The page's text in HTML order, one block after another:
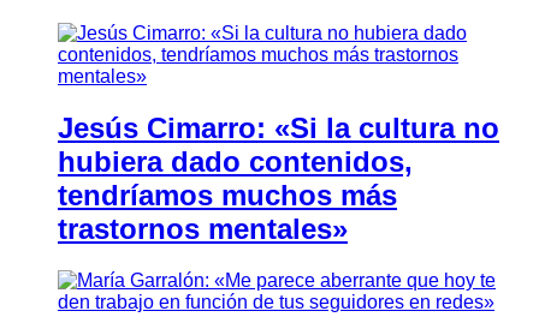
Jesús Cimarro: «Si la cultura no
hubiera dado contenidos,
tendríamos muchos más
trastornos mentales»